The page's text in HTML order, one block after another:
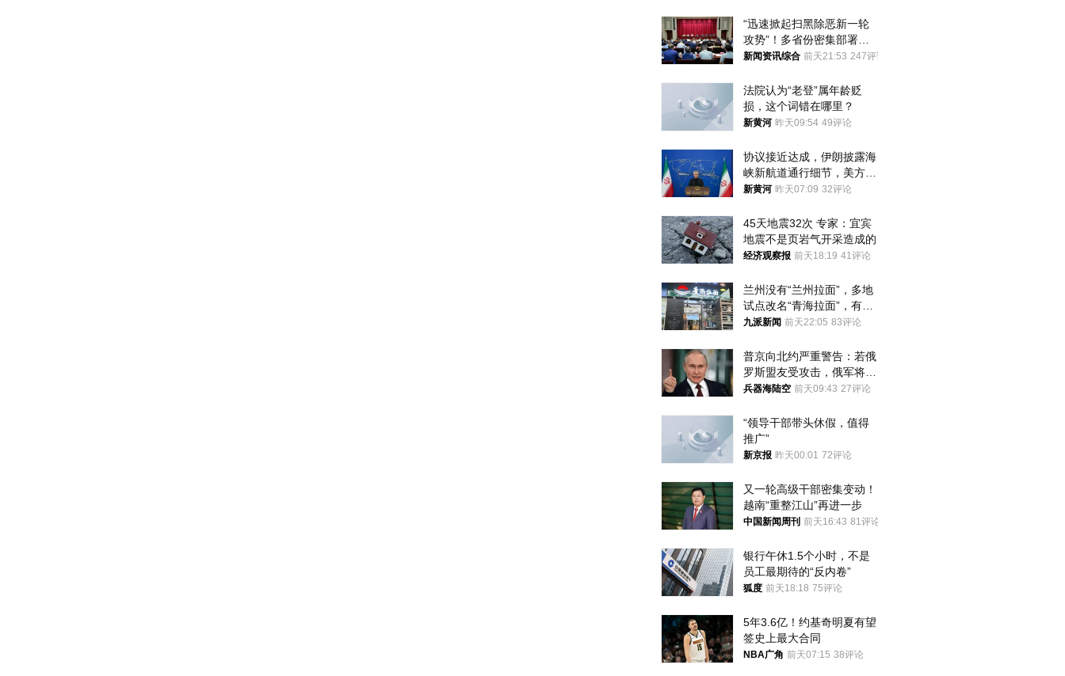
“迅速掀起扫黑除恶新一轮
攻势”！多省份密集部署，
公布举报方式
新闻资讯综合 前天21:53 247评论
法院认为“老登”属年龄贬
损，这个词错在哪里？
新黄河 昨天09:54 49评论
协议接近达成，伊朗披露海
峡新航道通行细节，美方再
提“倒计时”
新黄河 昨天07:09 32评论
45天地震32次 专家：宜宾
地震不是页岩气开采造成的
经济观察报 前天18:19 41评论
兰州没有“兰州拉面”，多地
试点改名“青海拉面”，有商
家改名已两年
九派新闻 前天22:05 83评论
普京向北约严重警告：若俄
罗斯盟友受攻击，俄军将动
用核武器保护
兵器海陆空 前天09:43 27评论
“领导干部带头休假，值得
推广”
新京报 昨天00:01 72评论
又一轮高级干部密集变动！
越南“重整江山”再进一步
中国新闻周刊 前天16:43 81评论
银行午休1.5个小时，不是
员工最期待的“反内卷”
狐度 前天18:18 75评论
5年3.6亿！约基奇明夏有望
签史上最大合同
NBA广角 前天07:15 38评论